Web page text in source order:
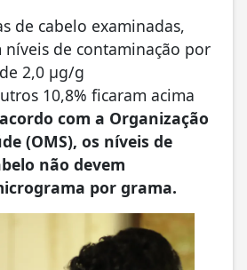
de cabelo examinadas,
níveis de contaminação por
2,0 μg/g
10,8% ficaram acima
com a Organização
(OMS), os níveis de
não devem
por grama.